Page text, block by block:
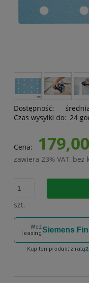
Dostępność:
Czas wysyłki do: 24
Cena:
zawiera 23% VAT, bez
szt.
Weź
leasingSiemens
Kup ten produkt z ratą